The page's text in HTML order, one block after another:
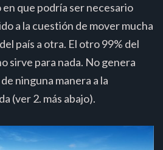
que podría ser necesario
a la cuestión de mover mucha
país a otra. El otro 99% del
sirve para nada. No genera
ninguna manera a la
(ver 2. más abajo).